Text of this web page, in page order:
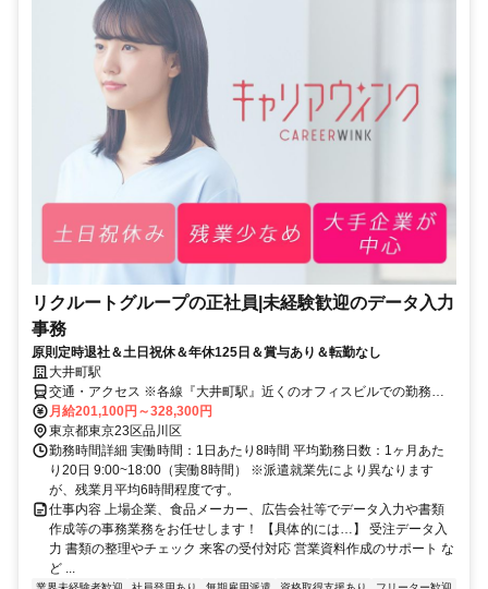
リクルートグループの正社員|未経験歓迎のデータ入力
事務
原則定時退社＆土日祝休＆年休125日＆賞与あり＆転勤なし
大井町駅
交通・アクセス ※各線『大井町駅』近くのオフィスビルでの勤務と
なります
月給201,100円～328,300円
東京都東京23区品川区
勤務時間詳細 実働時間：1日あたり8時間 平均勤務日数：1ヶ月あた
り20日 9:00~18:00（実働8時間） ※派遣就業先により異なります
が、残業月平均6時間程度です。
仕事内容 上場企業、食品メーカー、広告会社等でデータ入力や書類
作成等の事務業務をお任せします！ 【具体的には…】 受注データ入
力 書類の整理やチェック 来客の受付対応 営業資料作成のサポート な
ど ...